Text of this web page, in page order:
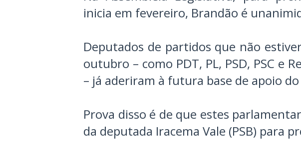
inicia em fevereiro, Brandão é
Deputados de partidos que não
outubro – como PDT, PL, PSD, PSC e
– já aderiram à futura base de apoio
Prova disso é de que estes
da deputada Iracema Vale (PSB) para